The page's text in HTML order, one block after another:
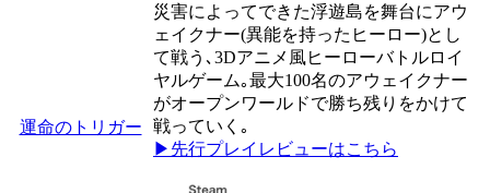
運命のトリガー
災害によってできた浮遊島を舞台にアウ
ェイクナー(異能を持ったヒーロー)とし
て戦う､3Dアニメ風ヒーローバトルロイ
ヤルゲーム｡最大100名のアウェイクナー
がオープンワールドで勝ち残りをかけて
戦っていく｡
▶先行プレイレビューはこちら